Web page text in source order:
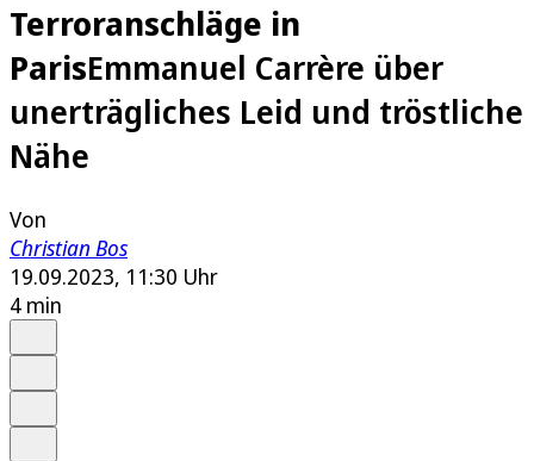
Terroranschläge in
ParisEmmanuel Carrère über
unerträgliches Leid und tröstliche
Nähe
Von
Christian Bos
19.09.2023, 11:30 Uhr
4 min